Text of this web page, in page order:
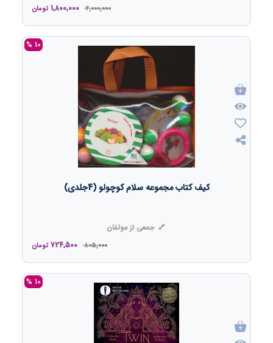
2,000,000
1,800,000 تومان
10 %
کیف کتاب مجموعه سلام کوچولو (4جلدی)
جمعی از مولفان
805,000
724,500 تومان
10 %